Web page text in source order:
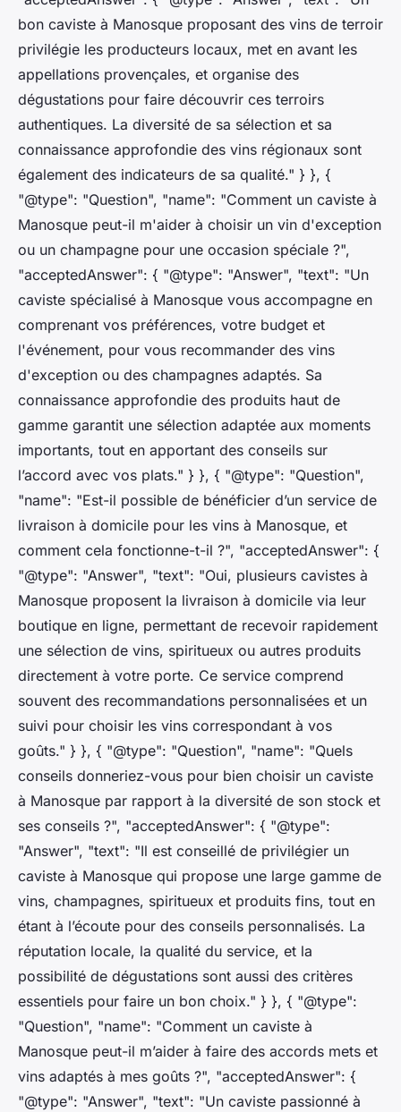
bon caviste à Manosque proposant des vins de terroir
privilégie les producteurs locaux, met en avant les
appellations provençales, et organise des
dégustations pour faire découvrir ces terroirs
authentiques. La diversité de sa sélection et sa
connaissance approfondie des vins régionaux sont
également des indicateurs de sa qualité." } }, {
"@type": "Question", "name": "Comment un caviste à
Manosque peut-il m'aider à choisir un vin d'exception
ou un champagne pour une occasion spéciale ?",
"acceptedAnswer": { "@type": "Answer", "text": "Un
caviste spécialisé à Manosque vous accompagne en
comprenant vos préférences, votre budget et
l'événement, pour vous recommander des vins
d'exception ou des champagnes adaptés. Sa
connaissance approfondie des produits haut de
gamme garantit une sélection adaptée aux moments
importants, tout en apportant des conseils sur
l’accord avec vos plats." } }, { "@type": "Question",
"name": "Est-il possible de bénéficier d’un service de
livraison à domicile pour les vins à Manosque, et
comment cela fonctionne-t-il ?", "acceptedAnswer": {
"@type": "Answer", "text": "Oui, plusieurs cavistes à
Manosque proposent la livraison à domicile via leur
boutique en ligne, permettant de recevoir rapidement
une sélection de vins, spiritueux ou autres produits
directement à votre porte. Ce service comprend
souvent des recommandations personnalisées et un
suivi pour choisir les vins correspondant à vos
goûts." } }, { "@type": "Question", "name": "Quels
conseils donneriez-vous pour bien choisir un caviste
à Manosque par rapport à la diversité de son stock et
ses conseils ?", "acceptedAnswer": { "@type":
"Answer", "text": "Il est conseillé de privilégier un
caviste à Manosque qui propose une large gamme de
vins, champagnes, spiritueux et produits fins, tout en
étant à l’écoute pour des conseils personnalisés. La
réputation locale, la qualité du service, et la
possibilité de dégustations sont aussi des critères
essentiels pour faire un bon choix." } }, { "@type":
"Question", "name": "Comment un caviste à
Manosque peut-il m’aider à faire des accords mets et
vins adaptés à mes goûts ?", "acceptedAnswer": {
"@type": "Answer", "text": "Un caviste passionné à